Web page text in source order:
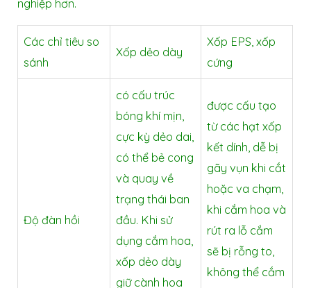
nghiệp hơn.
Các chỉ tiêu so
sánh
Xốp dẻo dày
Xốp EPS, xốp
cứng
Độ đàn hồi
có cấu trúc
bóng khí mịn,
cực kỳ dẻo dai,
có thể bẻ cong
và quay về
trạng thái ban
đầu. Khi sử
dụng cắm hoa,
xốp dẻo dày
giữ cành hoa
được cấu tạo
từ các hạt xốp
kết dính, dễ bị
gãy vụn khi cắt
hoặc va chạm,
khi cắm hoa và
rút ra lỗ cắm
sẽ bị rỗng to,
không thể cắm